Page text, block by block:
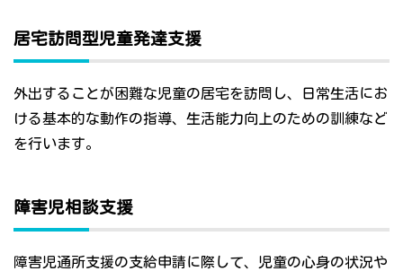
居宅訪問型児童発達支援
外出することが困難な児童の居宅を訪問し、日常生活にお
ける基本的な動作の指導、生活能力向上のための訓練など
を行います。
障害児相談支援
障害児通所支援の支給申請に際して、児童の心身の状況や